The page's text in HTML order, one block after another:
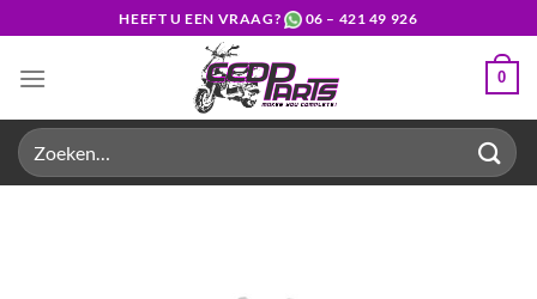
naar
inhoud
HEEFT U EEN VRAAG? 06 – 421 49 926
0
Zoeken
naar: